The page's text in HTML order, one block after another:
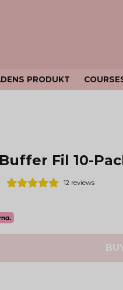
PRODUKT
Fil 10-
12 reviews